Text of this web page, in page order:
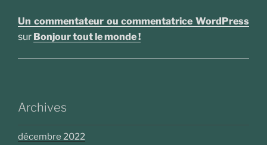
Un commentateur ou commentatrice WordPress
sur Bonjour tout le monde !
Archives
décembre 2022